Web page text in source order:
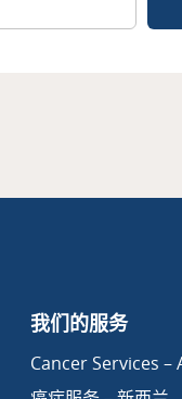
我们的服务
Cancer Services –